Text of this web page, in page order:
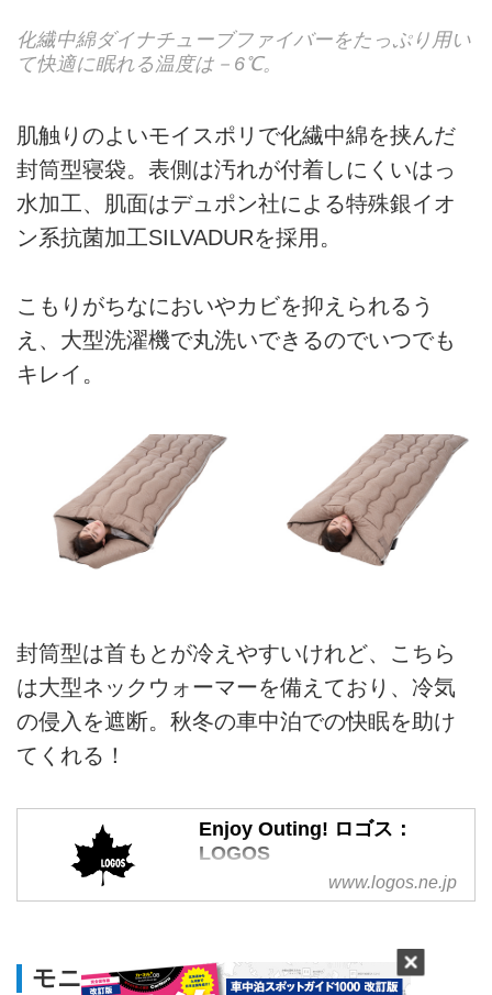
化繊中綿ダイナチューブファイバーをたっぷり用い
て快適に眠れる温度は－6℃。
肌触りのよいモイスポリで化繊中綿を挟んだ
封筒型寝袋。表側は汚れが付着しにくいはっ
水加工、肌面はデュポン社による特殊銀イオ
ン系抗菌加工SILVADURを採用。
こもりがちなにおいやカビを抑えられるう
え、大型洗濯機で丸洗いできるのでいつでも
キレイ。
封筒型は首もとが冷えやすいけれど、こちら
は大型ネックウォーマーを備えており、冷気
の侵入を遮断。秋冬の車中泊での快眠を助け
てくれる！
Enjoy Outing! ロゴス：
LOGOS
Enjoy Outing!「家族の笑顔のそば
ランドサイトです。
www.logos.ne.jp
モニター：山崎康弘さん（大分県）